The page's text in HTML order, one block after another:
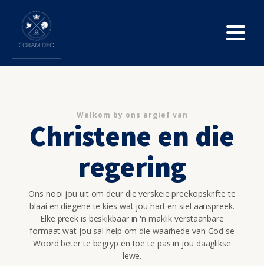
Welkom by ons argief van
Christene en die
regering
Ons nooi jou uit om deur die verskeie preekopskrifte te
blaai en diegene te kies wat jou hart en siel aanspreek.
Elke preek is beskikbaar in 'n maklik verstaanbare
formaat wat jou sal help om die waarhede van God se
Woord beter te begryp en toe te pas in jou daaglikse
lewe.